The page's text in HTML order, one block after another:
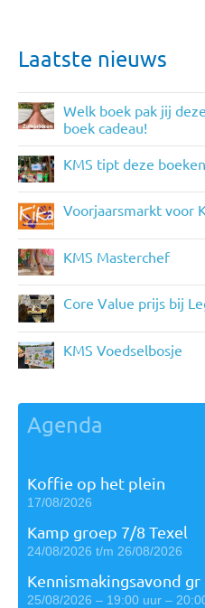
Laatste nieuws
Welk boek pak jij
boek cadeau!
KMS tipt deze
Voorjaarsmarkt voor
KMS Masterchef
Core Value prijs bij
KMS Voedselbosje
Agenda
Koffie op het plein
17/08/2026
Kamp groep 7/8 Texel
24/08/2026 t/m 26/08/2026
Kennismakingsavond gr
25/08/2026 – 19:00 uur –